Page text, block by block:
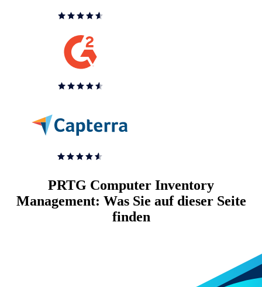
PRTG Computer Inventory
Management: Was Sie auf dieser Seite
finden